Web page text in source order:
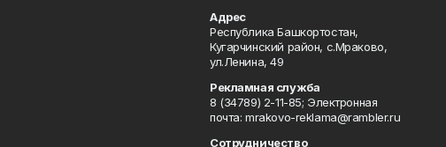
Адрес
Республика Башкортостан,
Кугарчинский район, с.Мраково,
ул.Ленина, 49
Рекламная служба
8 (34789) 2-11-85; Электронная
почта: mrakovo-reklama@rambler.ru
Сотрудничество